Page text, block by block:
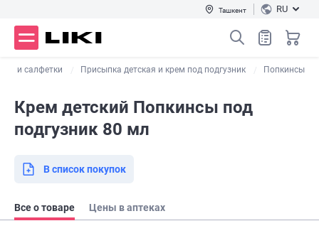
Ташкент RU
и салфетки Присыпка детская и крем под подгузник Попкинсы
Крем детский Попкинсы под
подгузник 80 мл
В список покупок
Все о товаре Цены в аптеках